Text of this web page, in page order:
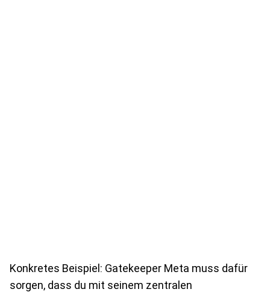
Konkretes Beispiel: Gatekeeper Meta muss dafür
sorgen, dass du mit seinem zentralen